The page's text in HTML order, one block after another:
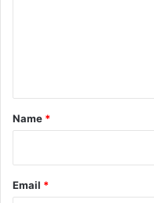
*
Name *
Email *